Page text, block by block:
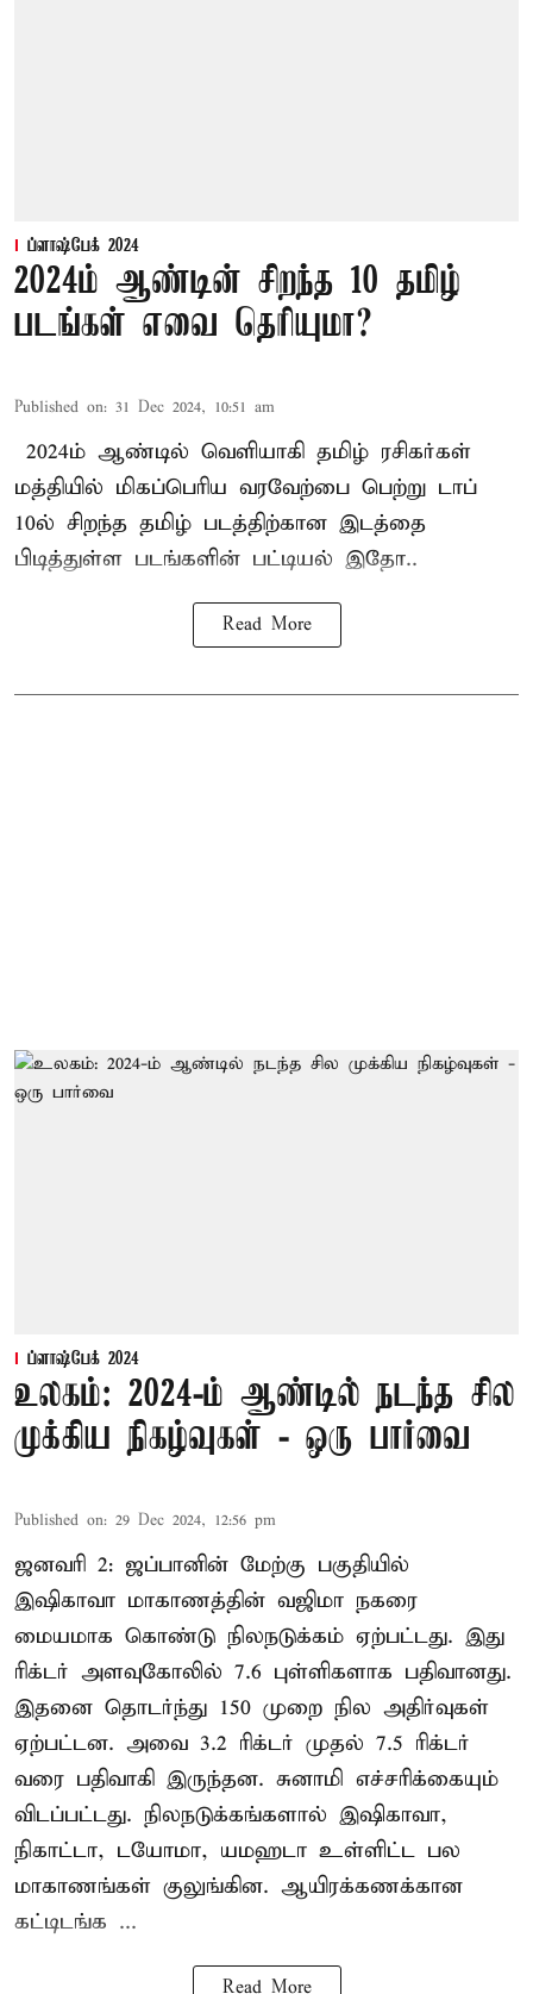
ப்ளாஷ்பேக் 2024
2024ம் ஆண்டின் சிறந்த 10 தமிழ்
படங்கள் எவை தெரியுமா?
Published on: 31 Dec 2024, 10:51 am
2024ம் ஆண்டில் வெளியாகி தமிழ் ரசிகர்கள்
மத்தியில் மிகப்பெரிய வரவேற்பை பெற்று டாப்
10ல் சிறந்த தமிழ் படத்திற்கான இடத்தை
பிடித்துள்ள படங்களின் பட்டியல் இதோ..
Read More
ப்ளாஷ்பேக் 2024
உலகம்: 2024-ம் ஆண்டில் நடந்த சில
முக்கிய நிகழ்வுகள் - ஒரு பார்வை
Published on: 29 Dec 2024, 12:56 pm
ஜனவரி 2: ஜப்பானின் மேற்கு பகுதியில்
இஷிகாவா மாகாணத்தின் வஜிமா நகரை
மையமாக கொண்டு நிலநடுக்கம் ஏற்பட்டது. இது
ரிக்டர் அளவுகோலில் 7.6 புள்ளிகளாக பதிவானது.
இதனை தொடர்ந்து 150 முறை நில அதிர்வுகள்
ஏற்பட்டன. அவை 3.2 ரிக்டர் முதல் 7.5 ரிக்டர்
வரை பதிவாகி இருந்தன. சுனாமி எச்சரிக்கையும்
விடப்பட்டது. நிலநடுக்கங்களால் இஷிகாவா,
நிகாட்டா, டயோமா, யமஹடா உள்ளிட்ட பல
மாகாணங்கள் குலுங்கின. ஆயிரக்கணக்கான
கட்டிடங்க ...
Read More